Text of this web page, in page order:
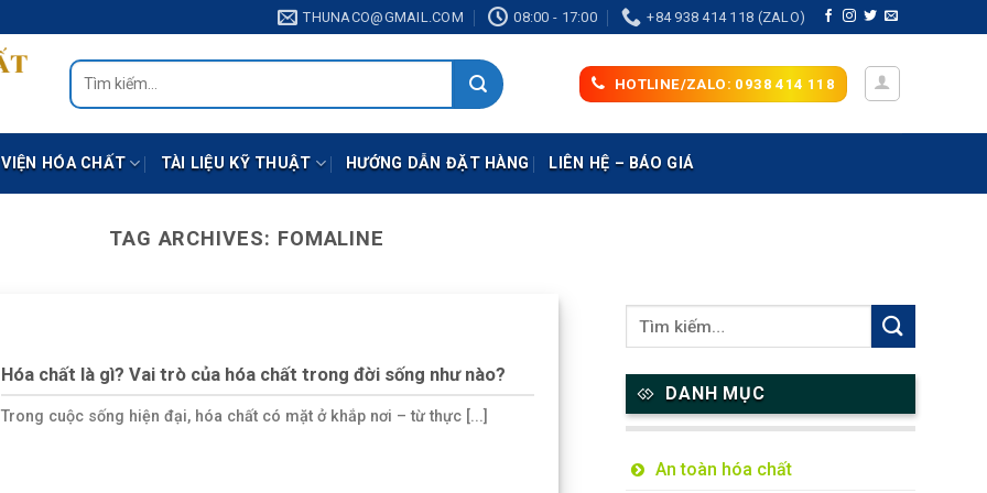
THUNACO@GMAIL.COM 08:00 - 17:00 +84 938 414 118 (ZALO)
Tìm
kiếm:
HOTLINE/ZALO: 0938 414 118
HÓA CHẤT TÀI LIỆU KỸ THUẬT HƯỚNG DẪN ĐẶT HÀNG LIÊN HỆ – BÁO GIÁ
TAG ARCHIVES: FOMALINE
Hóa chất là gì? Vai trò của hóa chất trong đời sống như nào?
Trong cuộc sống hiện đại, hóa chất có mặt ở khắp nơi – từ thực [...]
DANH MỤC
An toàn hóa chất